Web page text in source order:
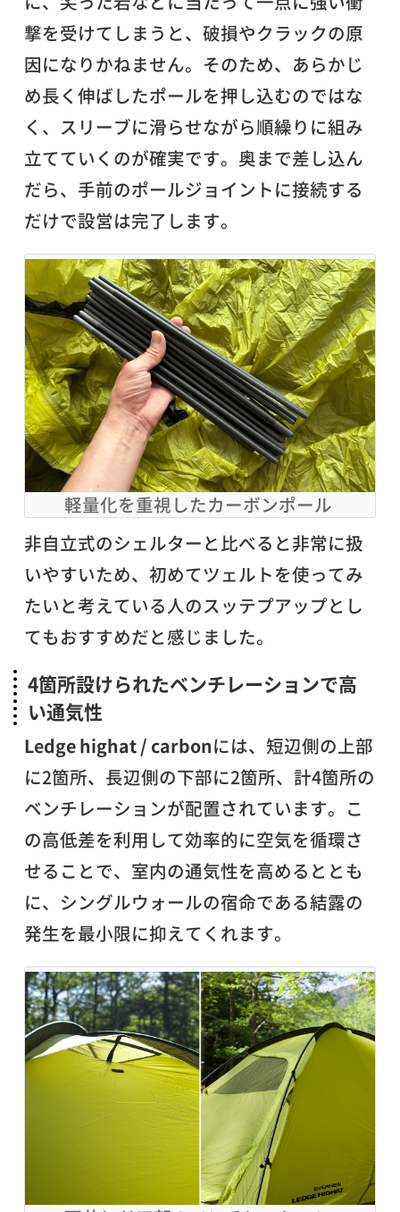
撃を受けてしまうと、破損やクラックの原
因になりかねません。そのため、あらかじ
め長く伸ばしたポールを押し込むのではな
く、スリーブに滑らせながら順繰りに組み
立てていくのが確実です。奥まで差し込ん
だら、手前のポールジョイントに接続する
だけで設営は完了します。
軽量化を重視したカーボンポール
非自立式のシェルターと比べると非常に扱
いやすいため、初めてツェルトを使ってみ
たいと考えている人のスッテプアップとし
てもおすすめだと感じました。
4箇所設けられたベンチレーションで高
い通気性
Ledge highat / carbonには、短辺側の上部
に2箇所、長辺側の下部に2箇所、計4箇所の
ベンチレーションが配置されています。こ
の高低差を利用して効率的に空気を循環さ
せることで、室内の通気性を高めるととも
に、シングルウォールの宿命である結露の
発生を最小限に抑えてくれます。